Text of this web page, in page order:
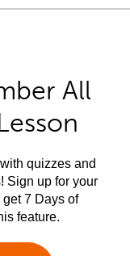
All
quizzes and
Sign up for your
7 Days of
feature.